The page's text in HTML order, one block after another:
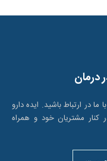
درمان
در ارتباط باشید. ایده دارو
مشتریان خود و همراه